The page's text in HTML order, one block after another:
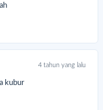
terdampak. Kirimkan
SHOPEEPAY, LinkAja,
4 tahun yang lalu
kubur